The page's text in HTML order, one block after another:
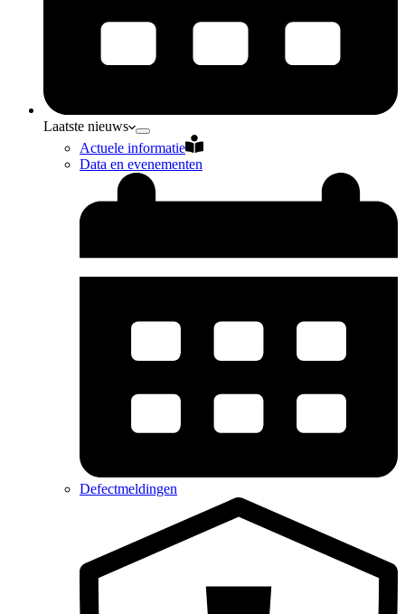
Laatste nieuws
Actuele informatie
Data en evenementen
Defectmeldingen